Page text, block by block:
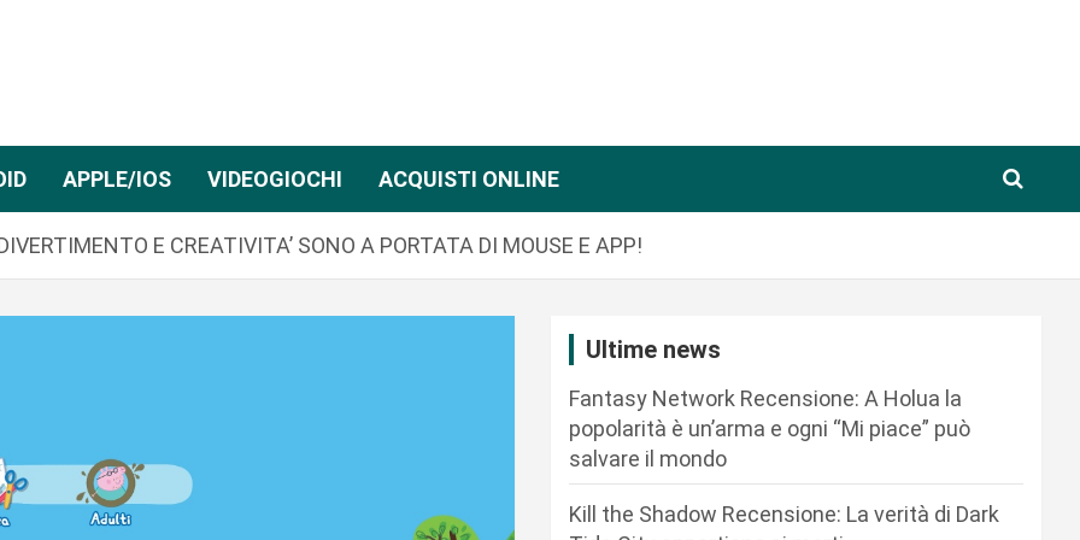
APPLE/IOS VIDEOGIOCHI ACQUISTI ONLINE
E CREATIVITA’ SONO A PORTATA DI MOUSE E APP!
Ultime news
Fantasy Network Recensione: A Holua la
popolarità è un’arma e ogni “Mi piace” può
salvare il mondo
Kill the Shadow Recensione: La verità di Dark